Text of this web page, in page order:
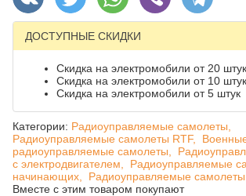
ДОСТУПНЫЕ СКИДКИ
Скидка на электромобили от 20 штук
Скидка на электромобили от 10 штук
Скидка на электромобили от 5 штук
Категории: Радиоуправляемые самолеты,
Радиоуправляемые самолеты RTF,
радиоуправляемые самолеты,
с электродвигателем,
Радиоуправляемые
начинающих,
Радиоуправляемые самолеты
Вместе с этим товаром покупают